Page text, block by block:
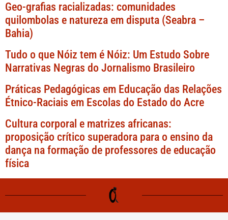
Geo-grafias racializadas: comunidades
quilombolas e natureza em disputa (Seabra –
Bahia)
Tudo o que Nóiz tem é Nóiz: Um Estudo Sobre
Narrativas Negras do Jornalismo Brasileiro
Práticas Pedagógicas em Educação das Relações
Étnico-Raciais em Escolas do Estado do Acre
Cultura corporal e matrizes africanas:
proposição crítico superadora para o ensino da
dança na formação de professores de educação
física